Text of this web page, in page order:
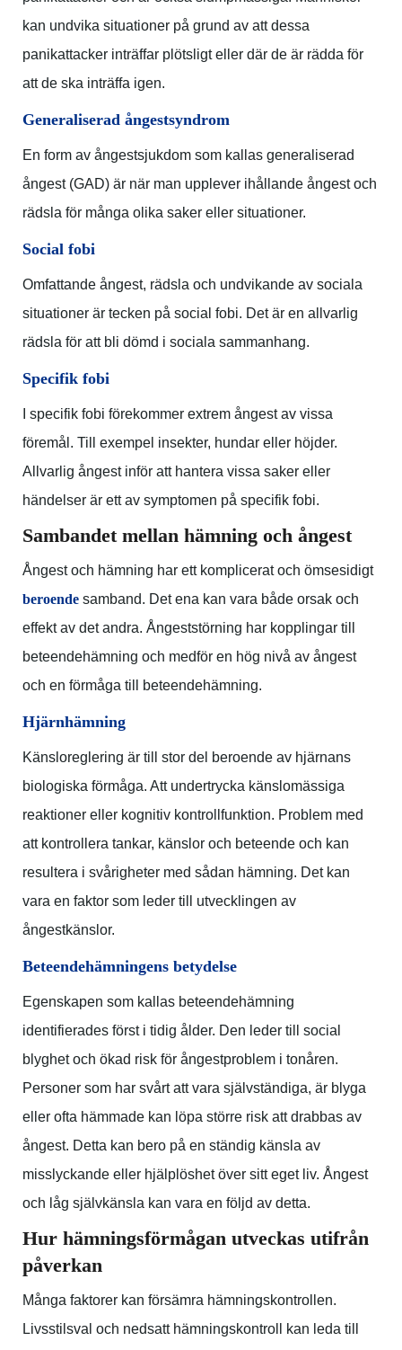
kan undvika situationer på grund av att dessa
panikattacker inträffar plötsligt eller där de är rädda för
att de ska inträffa igen.
Generaliserad ångestsyndrom
En form av ångestsjukdom som kallas generaliserad
ångest (GAD) är när man upplever ihållande ångest och
rädsla för många olika saker eller situationer.
Social fobi
Omfattande ångest, rädsla och undvikande av sociala
situationer är tecken på social fobi. Det är en allvarlig
rädsla för att bli dömd i sociala sammanhang.
Specifik fobi
I specifik fobi förekommer extrem ångest av vissa
föremål. Till exempel insekter, hundar eller höjder.
Allvarlig ångest inför att hantera vissa saker eller
händelser är ett av symptomen på specifik fobi.
Sambandet mellan hämning och ångest
Ångest och hämning har ett komplicerat och ömsesidigt
beroende samband. Det ena kan vara både orsak och
effekt av det andra. Ångeststörning har kopplingar till
beteendehämning och medför en hög nivå av ångest
och en förmåga till beteendehämning.
Hjärnhämning
Känsloreglering är till stor del beroende av hjärnans
biologiska förmåga. Att undertrycka känslomässiga
reaktioner eller kognitiv kontrollfunktion. Problem med
att kontrollera tankar, känslor och beteende och kan
resultera i svårigheter med sådan hämning. Det kan
vara en faktor som leder till utvecklingen av
ångestkänslor.
Beteendehämningens betydelse
Egenskapen som kallas beteendehämning
identifierades först i tidig ålder. Den leder till social
blyghet och ökad risk för ångestproblem i tonåren.
Personer som har svårt att vara självständiga, är blyga
eller ofta hämmade kan löpa större risk att drabbas av
ångest. Detta kan bero på en ständig känsla av
misslyckande eller hjälplöshet över sitt eget liv. Ångest
och låg självkänsla kan vara en följd av detta.
Hur hämningsförmågan utveckas utifrån
påverkan
Många faktorer kan försämra hämningskontrollen.
Livsstilsval och nedsatt hämningskontroll kan leda till